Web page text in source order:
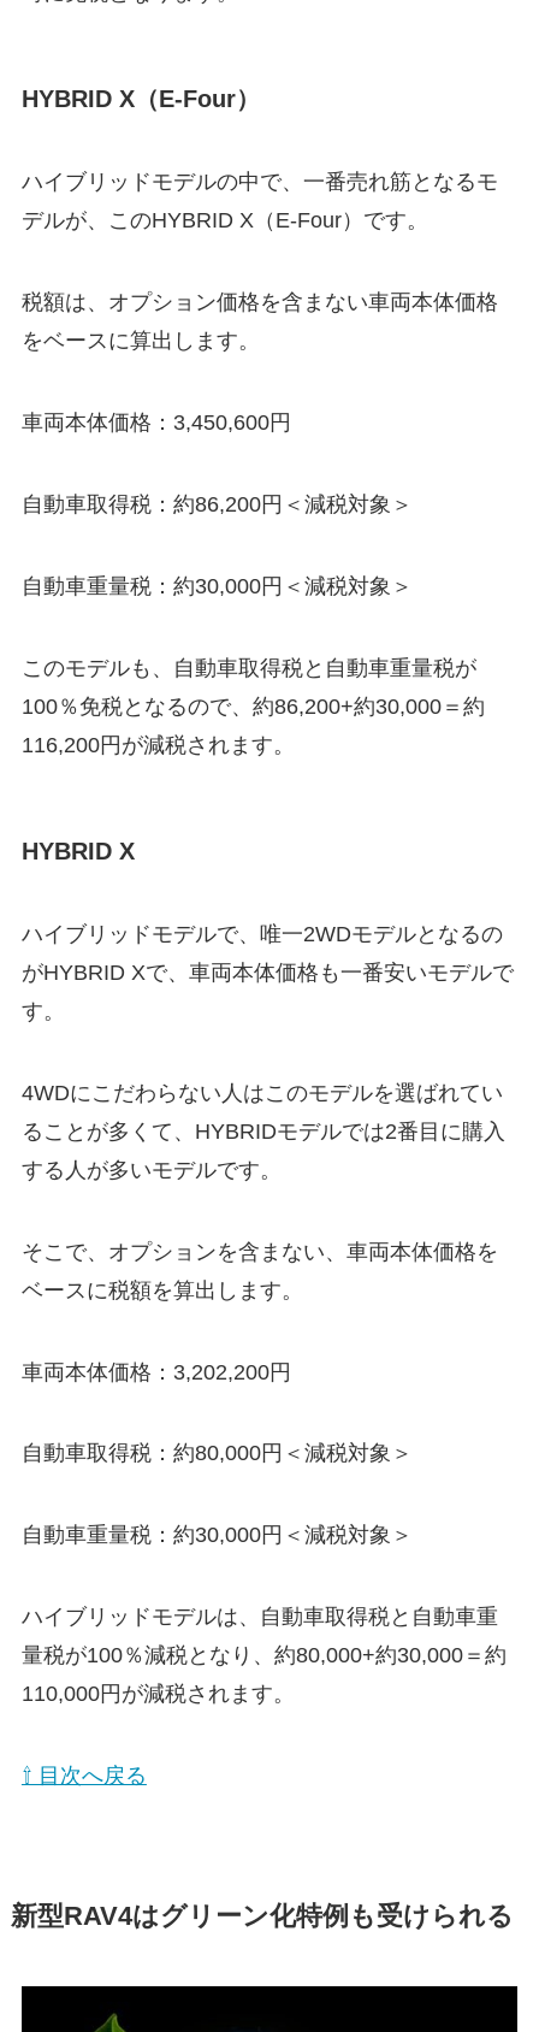
HYBRID X（E-Four）
ハイブリッドモデルの中で、一番売れ筋となるモ
デルが、このHYBRID X（E-Four）です。
税額は、オプション価格を含まない車両本体価格
をベースに算出します。
車両本体価格： 3,450,600円
自動車取得税： 約86,200円＜減税対象＞
自動車重量税：約30,000円 ＜減税対象＞
このモデルも、自動車取得税と自動車重量税が
100％免税となるので、 約86,200+約30,000＝約
116,200円が減税されます。
HYBRID X
ハイブリッドモデルで、唯一2WDモデルとなるの
がHYBRID Xで、車両本体価格も一番安いモデルで
す。
4WDにこだわらない人はこのモデルを選ばれてい
ることが多くて、HYBRIDモデルでは2番目に購入
する人が多いモデルです。
そこで、オプションを含まない、車両本体価格を
ベースに税額を算出します。
車両本体価格： 3,202,200円
自動車取得税： 約80,000円＜減税対象＞
自動車重量税： 約30,000円＜減税対象＞
ハイブリッドモデルは、自動車取得税と自動車重
量税が100％減税となり、 約80,000+約30,000＝約
110,000円が減税されます。
⇧ 目次へ戻る
新型RAV4はグリーン化特例も受けられる